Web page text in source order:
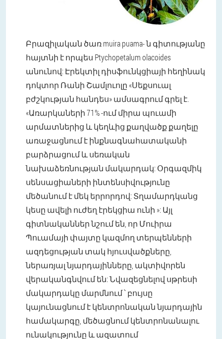
Բրազիլական ծառ muira puama- ն գիտությանը
հայտնի է որպես Ptychopetalum olacoides
անունով: Էրեկտիլ դիսֆունկցիայի հեղինակ
դոկտոր Ռանի Շամլուոլը «Սեքսուալ
բժշկության հանդես» ամսագրում գրել է.
«Առարկաների 71% -ում միրա պուամի
արմատներից և կեղևից քաղվածք քաղելը
առաջացնում է ինքնագնահատականի
բարձրացում և սեռական
նախաձեռնության մակարդակ: Օրգազմիկ
սենսացիաների ինտենսիվությունը
մեծանում է մեկ երրորդով: Տղամարդկանց
կեսը ավելի ուժեղ էրեկցիա ունի »: Այլ
գիտնականներ նշում են, որ Մուիրա
Պուամայի փայտը կազմող տերպենների
ազդեցության տակ հյուսվածքները,
ներառյալ նյարդայինները, ակտիվորեն
վերականգնվում են: Նվազեցնելով սթրեսի
մակարդակը մարմնում ՝ բույսը
կայունացնում է կենտրոնական նյարդային
համակարգը, մեծացնում կենտրոնանալու
ունակությունը և ազատում